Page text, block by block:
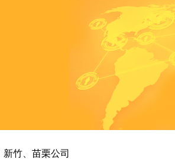
新竹、苗栗公司